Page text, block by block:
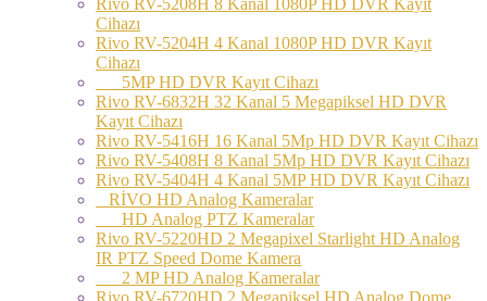
Cihazı
Rivo RV-5204H 4 Kanal 1080P HD DVR Kayıt
Cihazı
5MP HD DVR Kayıt Cihazı
Rivo RV-6832H 32 Kanal 5 Megapiksel HD DVR
Kayıt Cihazı
Rivo RV-5416H 16 Kanal 5Mp HD DVR Kayıt Cihazı
Rivo RV-5408H 8 Kanal 5Mp HD DVR Kayıt Cihazı
Rivo RV-5404H 4 Kanal 5MP HD DVR Kayıt Cihazı
RİVO HD Analog Kameralar
HD Analog PTZ Kameralar
Rivo RV-5220HD 2 Megapixel Starlight HD Analog
IR PTZ Speed Dome Kamera
2 MP HD Analog Kameralar
Rivo RV-6720HD 2 Megapiksel HD Analog Dome